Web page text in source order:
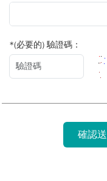
*(必要的) 驗證碼：